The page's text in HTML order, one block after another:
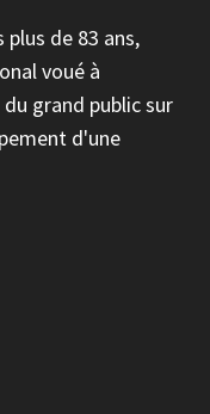
plus de 83 ans,
voué à
grand public sur
d'une